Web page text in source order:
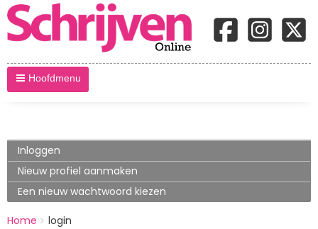
Hoofdmenu
Primary
tabs
Inloggen
tabblad)
Nieuw profiel aanmaken
Een nieuw wachtwoord kiezen
BREADCRUMBS
You
Home
login